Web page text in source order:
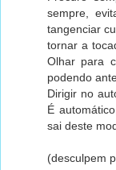
sempre,
tangenciar
tornar a
Olhar para
podendo
Dirigir no
É
sai deste
(desculpem